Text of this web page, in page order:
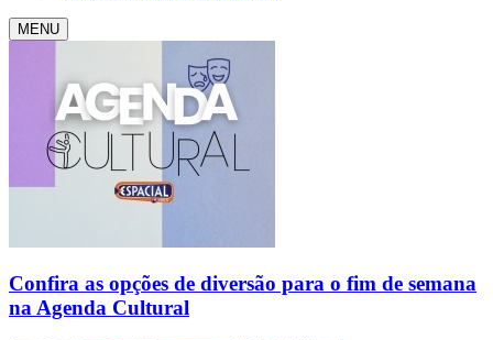
MENU
Confira as opções de diversão para o fim de semana
na Agenda Cultural